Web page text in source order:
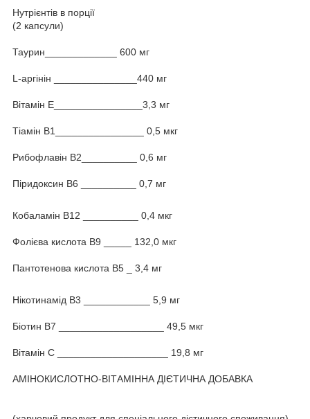
Нутрієнтів в порції
(2 капсули)
Таурин_____________ 600 мг
L-аргінін _______________440 мг
Вітамін Е________________3,3 мг
Тіамін В1________________ 0,5 мкг
Рибофлавін В2__________ 0,6 мг
Піридоксин В6 __________ 0,7 мг
Кобаламін В12 __________ 0,4 мкг
Фолієва кислота В9 _____ 132,0 мкг
Пантотенова кислота В5 _ 3,4 мг
Нікотинамід В3 ____________ 5,9 мг
Біотин В7 ___________________ 49,5 мкг
Вітамін С ____________________ 19,8 мг
АМІНОКИСЛОТНО-ВІТАМІННА ДІЄТИЧНА ДОБАВКА